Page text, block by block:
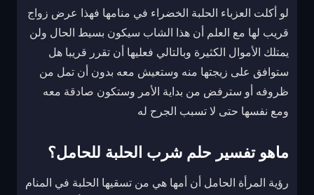
لو أكلت العزباء الحلبة الخضراء في منامها فهذا عرض زواج
قريب لها مع العلم أن هذا الشاب سيكون بسيط الحال ولن
يمتلك الأموال الكثيرة وبالتالي فعليها أن تقرر قريبا هل
ستوافق على زيجتها منه وستعيش معه بدون أن تمل من
ظروفه أو سترفض من بداية الأمر وستكون صادقة معه
ومع نفسها حتى لا تسبب الجرح له
ماهو تفسير حلم شرب الحلبة للحامل؟
رؤية المرأة الحامل أن أمها هي من تسقيها الحلبة في المنام